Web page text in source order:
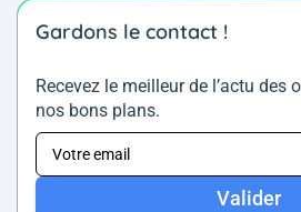
Gardons le contact !
Recevez le meilleur de l’actu des
nos bons plans.
Valider